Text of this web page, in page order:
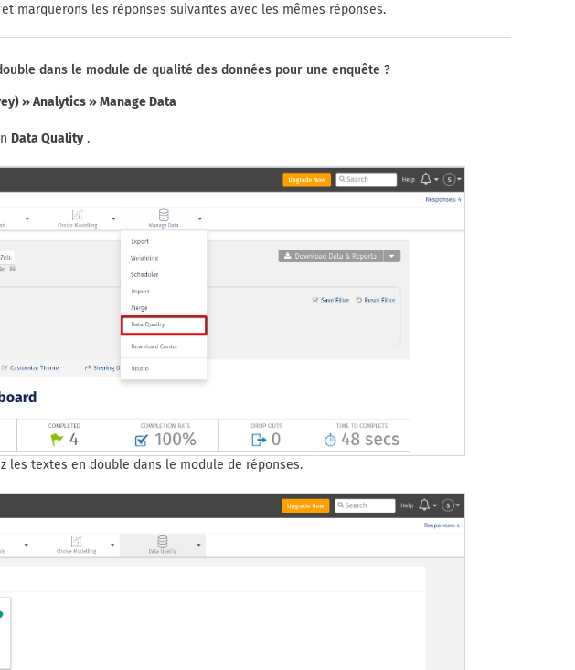
marquerons les réponses suivantes avec les mêmes réponses.
dans le module de qualité des données pour une enquête ?
» Analytics » Manage Data
Data Quality.
les textes en double dans le module de réponses.